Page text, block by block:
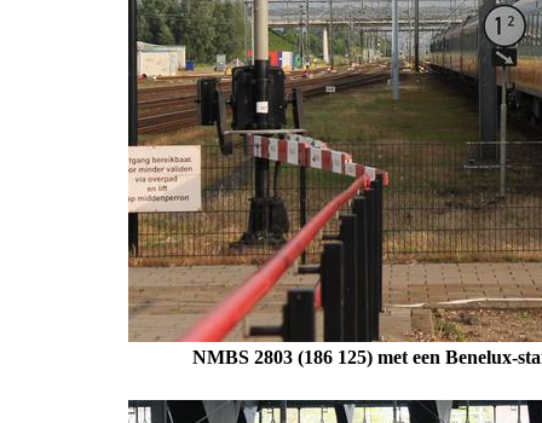
NMBS 2803 (186 125) met een Benelux-